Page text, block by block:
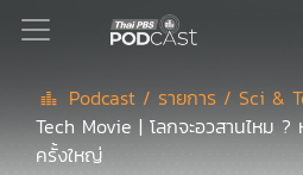
Podcast
Podcast / รายการ / Sci &
Tech Movie | โลกจะอวสานไหม ?
ครั้งใหญ่